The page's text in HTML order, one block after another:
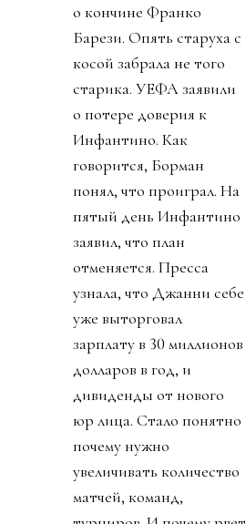
о кончине Франко
Барези. Опять старуха с
косой забрала не того
старика. УЕФА заявили
о потере доверия к
Инфантино. Как
говорится, Борман
понял, что проиграл. На
пятый день Инфантино
заявил, что план
отменяется. Пресса
узнала, что Джанни себе
уже выторговал
зарплату в 30 миллионов
долларов в год, и
дивиденды от нового
юр лица. Стало понятно
почему нужно
увеличивать количество
матчей, команд,